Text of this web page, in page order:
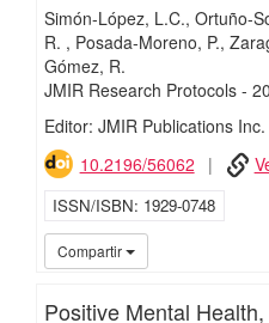
Simón-López, L.C. Ortuño-
R.
Posada-Moreno, P.
Gómez, R.
JMIR Research Protocols-
Editor: JMIR Publications Inc.
10.2196/56062
ISSN/ISBN 1929-0748
Compartir
Positive Mental